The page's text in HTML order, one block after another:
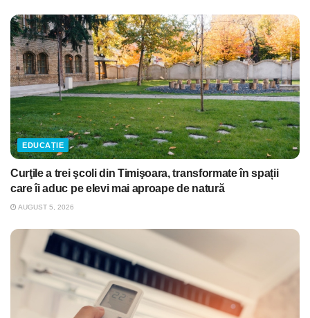
EDUCAȚIE
Curţile a trei şcoli din Timişoara, transformate în spații
care îi aduc pe elevi mai aproape de natură
AUGUST 5, 2026